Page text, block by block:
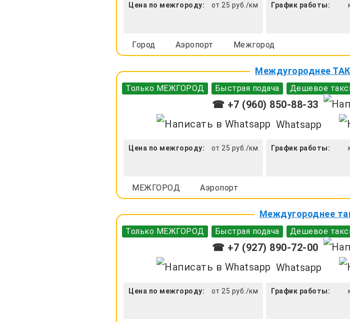
Цена по межгороду: от 25 руб./км График работы:
Город Аэропорт Межгород
Междугороднее
Только МЕЖГОРОД Быстрая подача Дешевое
☎ +7 (960) 850-88-33
Whatsapp
Цена по межгороду: от 25 руб./км График работы:
МЕЖГОРОД Аэропорт
Междугороднее
Только МЕЖГОРОД Быстрая подача Дешевое
☎ +7 (927) 890-72-00
Whatsapp
Цена по межгороду: от 25 руб./км График работы: